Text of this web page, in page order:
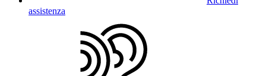
assistenza